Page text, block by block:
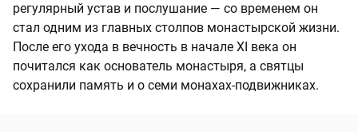
регулярный устав и послушание — со временем он
стал одним из главных столпов монастырской жизни.
После его ухода в вечность в начале XI века он
почитался как основатель монастыря, а святцы
сохранили память и о семи монахах-подвижниках.